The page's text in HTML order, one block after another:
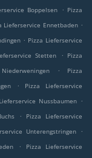
Boppelsen . Pizza
Lieferservice Ennetbaden .
. Pizza Lieferservice
Stetten . Pizza
.
Pizza
.
Pizza Lieferservice
Nussbaumen .
.
Pizza Lieferservice
Unterengstringen
.
.
Pizza Lieferservice